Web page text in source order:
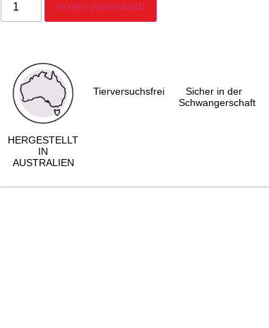
In den Warenkorb
HERGESTELLT
IN
AUSTRALIEN
Tierversuchsfrei
Sicher in der
Schwangerschaft